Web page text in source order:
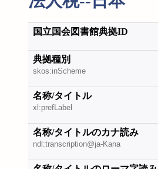
国立国会図書館典拠ID
典拠種別
skos:inScheme
名称/タイトル
xl:prefLabel
名称/タイトルのカナ読み
ndl:transcription@ja-Kana